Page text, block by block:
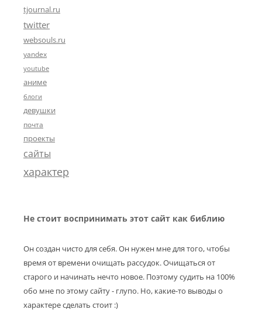
tjournal.ru
twitter
websouls.ru
yandex
youtube
аниме
блоги
девушки
почта
проекты
сайты
характер
Не стоит воспринимать этот сайт как библию
Он создан чисто для себя. Он нужен мне для того, чтобы
время от времени очищать рассудок. Очищаться от
старого и начинать нечто новое. Поэтому судить на 100%
обо мне по этому сайту - глупо. Но, какие-то выводы о
характере сделать стоит :)